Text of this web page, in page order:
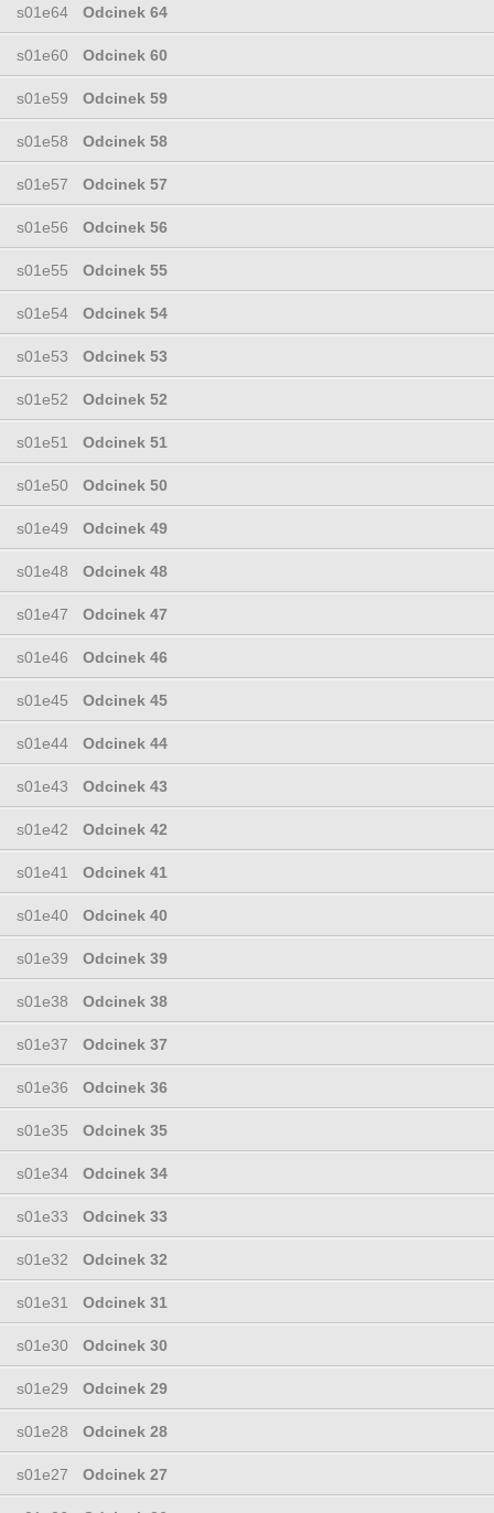
s01e64 Odcinek 64
s01e60 Odcinek 60
s01e59 Odcinek 59
s01e58 Odcinek 58
s01e57 Odcinek 57
s01e56 Odcinek 56
s01e55 Odcinek 55
s01e54 Odcinek 54
s01e53 Odcinek 53
s01e52 Odcinek 52
s01e51 Odcinek 51
s01e50 Odcinek 50
s01e49 Odcinek 49
s01e48 Odcinek 48
s01e47 Odcinek 47
s01e46 Odcinek 46
s01e45 Odcinek 45
s01e44 Odcinek 44
s01e43 Odcinek 43
s01e42 Odcinek 42
s01e41 Odcinek 41
s01e40 Odcinek 40
s01e39 Odcinek 39
s01e38 Odcinek 38
s01e37 Odcinek 37
s01e36 Odcinek 36
s01e35 Odcinek 35
s01e34 Odcinek 34
s01e33 Odcinek 33
s01e32 Odcinek 32
s01e31 Odcinek 31
s01e30 Odcinek 30
s01e29 Odcinek 29
s01e28 Odcinek 28
s01e27 Odcinek 27